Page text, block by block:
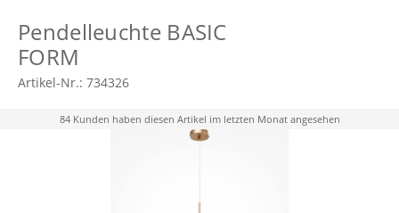
Pendelleuchte BASIC
FORM
Artikel-Nr.: 734326
84 Kunden haben diesen Artikel im letzten Monat angesehen